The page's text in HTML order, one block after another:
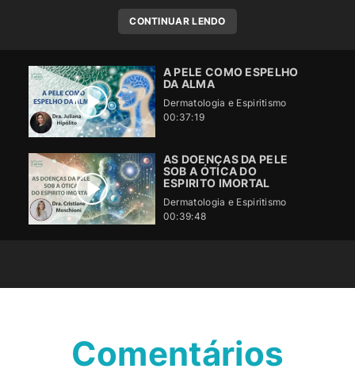
CONTINUAR LENDO
A PELE COMO ESPELHO
DA ALMA
Dermatologia e Espiritismo
00:37:19
AS DOENÇAS DA PELE
SOB A ÓTICA DO
ESPIRITO IMORTAL
Dermatologia e Espiritismo
00:39:48
Comentários